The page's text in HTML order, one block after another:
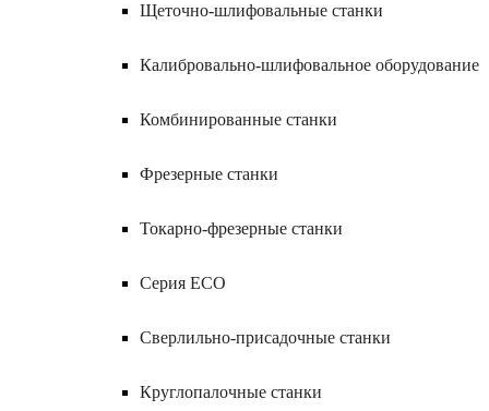
Щеточно-шлифовальные станки
Калибровально-шлифовальное оборудование
Комбинированные станки
Фрезерные станки
Токарно-фрезерные станки
Серия ECO
Сверлильно-присадочные станки
Круглопалочные станки